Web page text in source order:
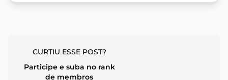
CURTIU ESSE POST?
Participe e suba no rank
de membros